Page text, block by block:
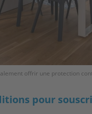
offrir une protection
pour